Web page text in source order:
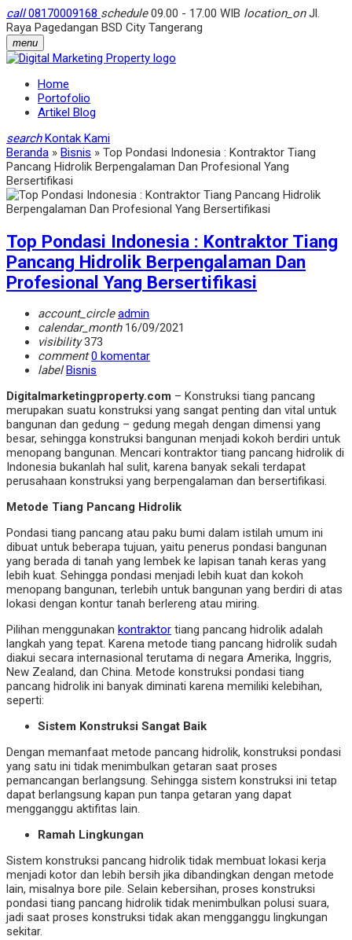
call08170009168 schedule09.00 - 17.00 WIB location_onJl.
Raya Pagedangan BSD City Tangerang
menu
Home
Portofolio
Artikel Blog
search Kontak Kami
Beranda » Bisnis » Top Pondasi Indonesia : Kontraktor Tiang
Pancang Hidrolik Berpengalaman Dan Profesional Yang
Bersertifikasi
Top Pondasi Indonesia : Kontraktor Tiang
Pancang Hidrolik Berpengalaman Dan
Profesional Yang Bersertifikasi
account_circle admin
calendar_month16/09/2021
visibility373
comment 0 komentar
label Bisnis
Digitalmarketingproperty.com – Konstruksi tiang pancang
merupakan suatu konstruksi yang sangat penting dan vital untuk
bangunan dan gedung – gedung megah dengan dimensi yang
besar, sehingga konstruksi bangunan menjadi kokoh berdiri untuk
menopang bangunan. Mencari kontraktor tiang pancang hidrolik di
Indonesia bukanlah hal sulit, karena banyak sekali terdapat
perusahaan konstruksi yang berpengalaman dan bersertifikasi.
Metode Tiang Pancang Hidrolik
Pondasi tiang pancang atau paku bumi dalam istilah umum ini
dibuat untuk beberapa tujuan, yaitu penerus pondasi bangunan
yang berada di tanah yang lembek ke lapisan tanah keras yang
lebih kuat. Sehingga pondasi menjadi lebih kuat dan kokoh
menopang bangunan, terlebih untuk bangunan yang berdiri di atas
lokasi dengan kontur tanah berlereng atau miring.
Pilihan menggunakan kontraktor tiang pancang hidrolik adalah
langkah yang tepat. Karena metode tiang pancang hidrolik sudah
diakui secara internasional terutama di negara Amerika, Inggris,
New Zealand, dan China. Metode konstruksi pondasi tiang
pancang hidrolik ini banyak diminati karena memiliki kelebihan,
seperti:
Sistem Konstruksi Sangat Baik
Dengan memanfaat metode pancang hidrolik, konstruksi pondasi
yang satu ini tidak menimbulkan getaran saat proses
pemancangan berlangsung. Sehingga sistem konstruksi ini tetap
dapat berlangsung kapan pun tanpa getaran yang dapat
mengganggu aktifitas lain.
Ramah Lingkungan
Sistem konstruksi pancang hidrolik tidak membuat lokasi kerja
menjadi kotor dan lebih bersih jika dibandingkan dengan metode
lain, misalnya bore pile. Selain kebersihan, proses konstruksi
pondasi tiang pancang hidrolik tidak menimbulkan polusi suara,
jadi saat proses konstruksi tidak akan mengganggu lingkungan
sekitar.